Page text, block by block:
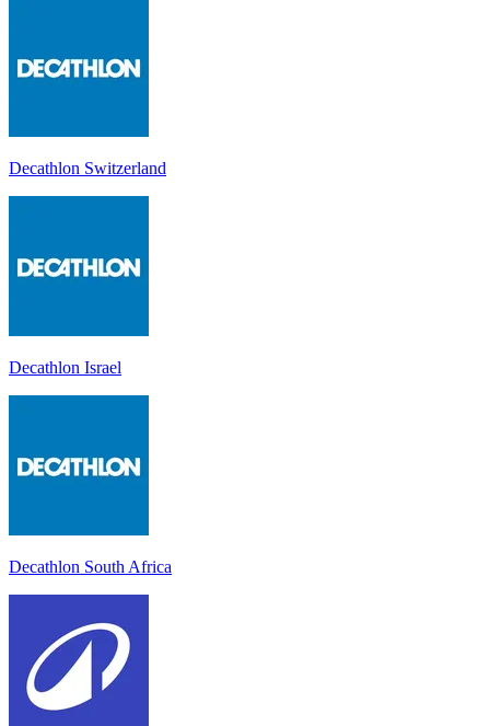
Decathlon Switzerland
Decathlon Israel
Decathlon South Africa